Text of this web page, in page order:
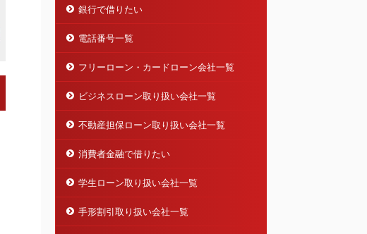
銀行で借りたい
電話番号一覧
フリーローン・カードローン会社一覧
ビジネスローン取り扱い会社一覧
不動産担保ローン取り扱い会社一覧
消費者金融で借りたい
学生ローン取り扱い会社一覧
手形割引取り扱い会社一覧